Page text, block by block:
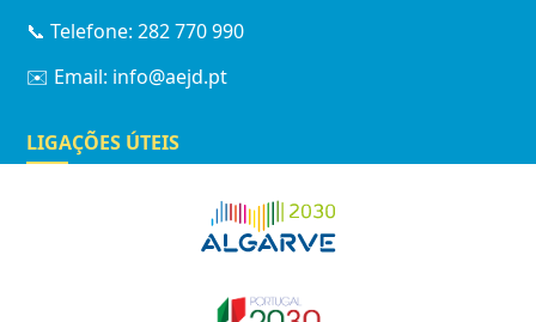
📞 Telefone: 282 770 990
✉️ Email: info@aejd.pt
LIGAÇÕES ÚTEIS